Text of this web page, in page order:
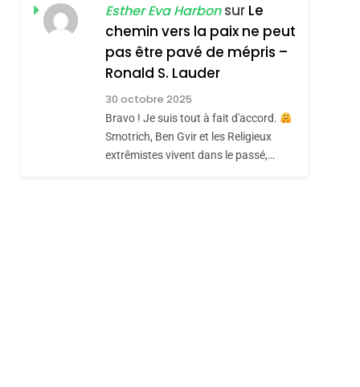
Esther Eva Harbonsur Le
chemin vers la paix ne peut
pas être pavé de mépris –
Ronald S. Lauder
30 octobre 2025
Bravo ! Je suis tout à fait d'accord.
Smotrich, Ben Gvir et les Religieux
extrêmistes vivent dans le passé,…